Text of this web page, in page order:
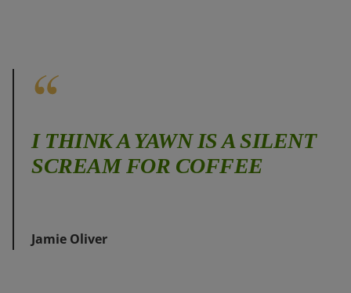
I THINK A YAWN IS A SILENT
SCREAM FOR COFFEE
Jamie Oliver